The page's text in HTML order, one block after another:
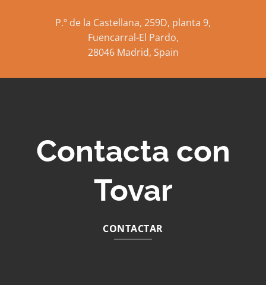
P.º de la Castellana, 259D, planta 9,
Fuencarral-El Pardo,
28046 Madrid, Spain
Contacta con
Tovar
CONTACTAR